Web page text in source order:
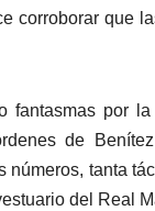
corroborar que
fantasmas por
de
números, tanta
del Real